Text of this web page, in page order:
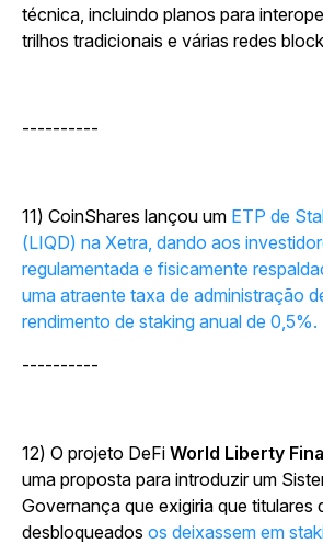
técnica, incluindo planos para
trilhos tradicionais e várias redes
----------
11) CoinShares lançou um ETP de
(LIQD) na Xetra, dando aos
regulamentada e fisicamente
uma atraente taxa de administração
rendimento de staking anual de 0,5%.
----------
12) O projeto DeFi World Liberty
uma proposta para introduzir um
Governança que exigiria que titulares
desbloqueados os deixassem em